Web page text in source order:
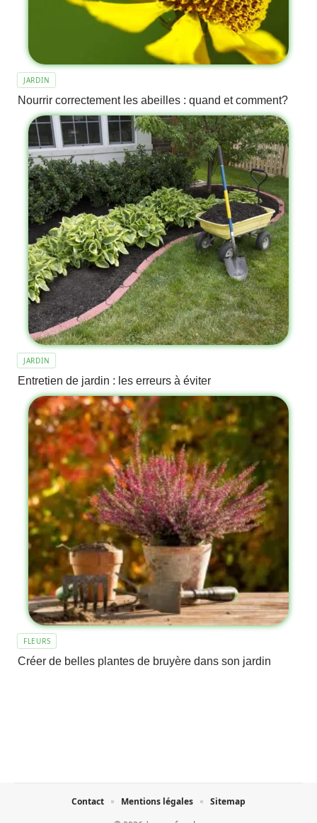
JARDIN
Nourrir correctement les abeilles : quand et comment?
JARDIN
Entretien de jardin : les erreurs à éviter
FLEURS
Créer de belles plantes de bruyère dans son jardin
Contact Mentions légales Sitemap